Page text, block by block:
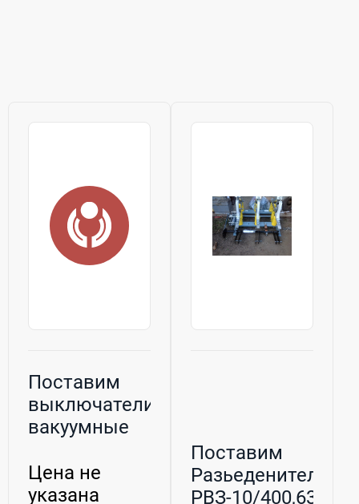
Поставим
выключатели
вакуумные
20/1000(0...
Цена не
указана
Поставим
Разьеденители
РВЗ-10/